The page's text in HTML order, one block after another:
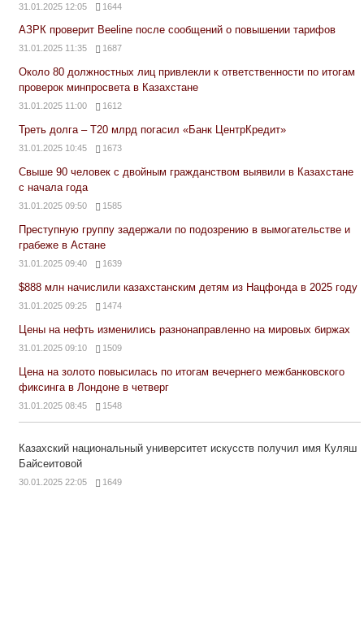
31.01.2025 12:05 1644
АЗРК проверит Beeline после сообщений о повышении тарифов
31.01.2025 11:35 1687
Около 80 должностных лиц привлекли к ответственности по итогам
проверок минпросвета в Казахстане
31.01.2025 11:00 1612
Треть долга – Т20 млрд погасил «Банк ЦентрКредит»
31.01.2025 10:45 1673
Свыше 90 человек с двойным гражданством выявили в Казахстане
с начала года
31.01.2025 09:50 1585
Преступную группу задержали по подозрению в вымогательстве и
грабеже в Астане
31.01.2025 09:40 1639
$888 млн начислили казахстанским детям из Нацфонда в 2025 году
31.01.2025 09:25 1474
Цены на нефть изменились разнонаправленно на мировых биржах
31.01.2025 09:10 1509
Цена на золото повысилась по итогам вечернего межбанковского
фиксинга в Лондоне в четверг
31.01.2025 08:45 1548
Казахский национальный университет искусств получил имя Куляш
Байсеитовой
30.01.2025 22:05 1649